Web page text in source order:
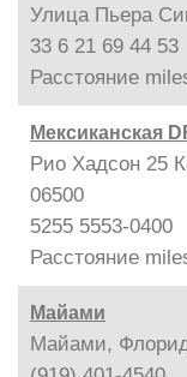
Улица Пьера
33 6 21 69 44 53
Расстояние
Мексиканская
Рио Хадсон 25
06500
5255 5553-0400
Расстояние
Майами
Майами,